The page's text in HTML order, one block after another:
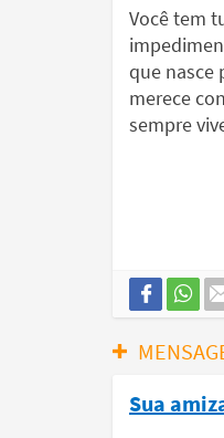
Você tem
que nasce
merece
sempre
Sua